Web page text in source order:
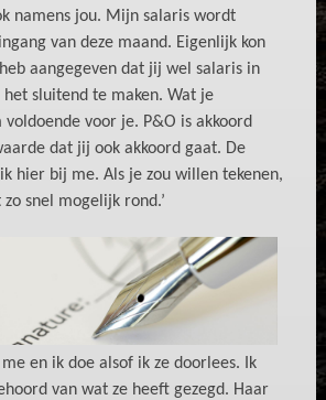
namens jou. Mijn salaris wordt
van deze maand. Eigenlijk kon
aangegeven dat jij wel salaris in
sluitend te maken. Wat je
voor je. P&O is akkoord
dat jij ook akkoord gaat. De
hier bij me. Als je zou willen tekenen,
snel mogelijk rond.’
en ik doe alsof ik ze doorlees. Ik
van wat ze heeft gezegd. Haar